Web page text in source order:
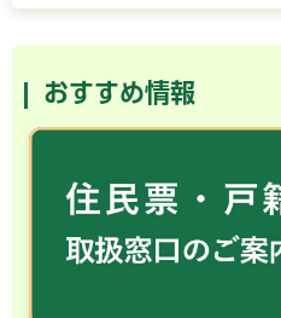
おすすめ情報